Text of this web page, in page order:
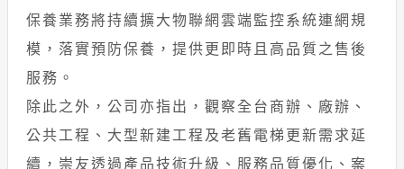
保養業務將持續擴大物聯網雲端監控系統連網規
模，落實預防保養，提供更即時且高品質之售後
服務。
除此之外，公司亦指出，觀察全台商辦、廠辦、
公共工程、大型新建工程及老舊電梯更新需求延
續，崇友透過產品技術升級、服務品質優化、案